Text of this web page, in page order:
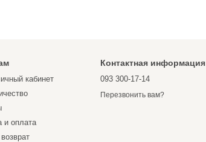
кабинет
и оплата
Контактная информация
093 300-17-14
Перезвонить вам?